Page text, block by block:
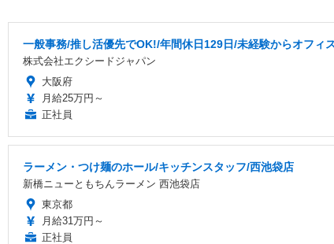
一般事務/推し活優先でOK!/年間休日129日/未経験からオフィ
株式会社エクシードジャパン
大阪府
月給25万円～
正社員
ラーメン・つけ麺のホール/キッチンスタッフ/西池袋店
新橋ニューともちんラーメン 西池袋店
東京都
月給31万円～
正社員